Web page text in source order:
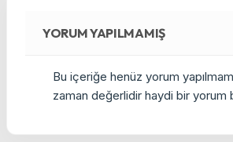
YORUM YAPILMAMIŞ
Bu içeriğe henüz yorum
zaman değerlidir haydi bir yorum